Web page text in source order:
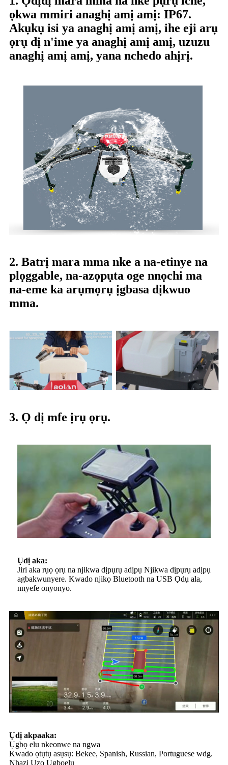
ọkwa mmiri anaghị amị amị: IP67.
Akụkụ isi ya anaghị amị amị, ihe eji arụ
ọrụ dị n'ime ya anaghị amị amị, uzuzu
anaghị amị amị, yana nchedo ahịrị.
2. Batrị mara mma nke a na-etinye na
plọggable, na-azọpụta oge nnọchi ma
na-eme ka arụmọrụ ịgbasa dịkwuo
mma.
3. Ọ dị mfe ịrụ ọrụ.
Ụdị aka:
Jiri aka rụọ ọrụ na njikwa dịpụrụ adịpụ Njikwa dịpụrụ adịpụ
agbakwunyere. Kwado njikọ Bluetooth na USB Ọdụ ala,
nnyefe onyonyo.
Ụdị akpaaka:
Ụgbọ elu nkeonwe na ngwa
Kwado ọtụtụ asụsụ: Bekee, Spanish, Russian, Portuguese wdg.
Nhazi Ụzọ Ụgbọelu